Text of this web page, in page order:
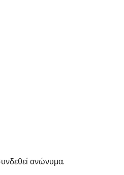
ανώνυμα.